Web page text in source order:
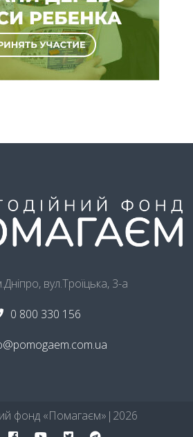
вул.Троїцька, 3-а
0 800 330 156
фонд «Помагаєм»ㅤ|ㅤ 2026